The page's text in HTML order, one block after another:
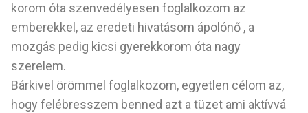
korom óta szenvedélyesen foglalkozom az
emberekkel, az eredeti hivatásom ápolónő , a
mozgás pedig kicsi gyerekkorom óta nagy
szerelem.
Bárkivel örömmel foglalkozom, egyetlen célom az,
hogy felébresszem benned azt a tüzet ami aktívvá